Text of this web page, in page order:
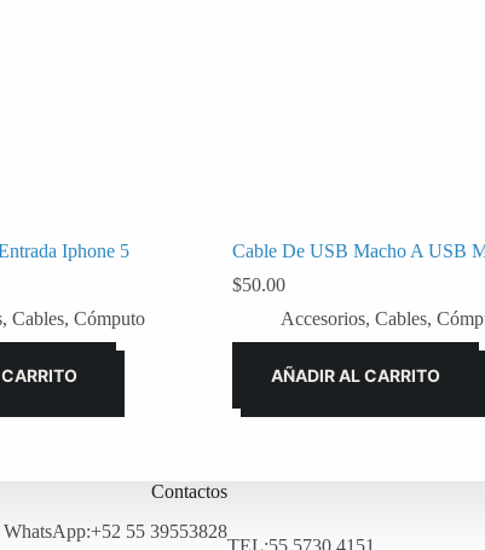
Iphone 5
, Cables, Cómputo
Cable De USB Macho A USB
$50.00
Accesorios, Cables,
AÑADIR AL CARRITO
Contactos
WhatsApp:+52 55 39553828